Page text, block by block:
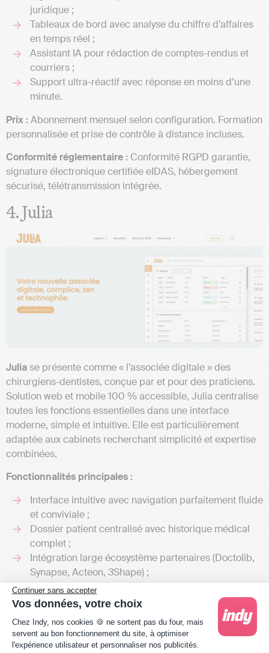
Continuer sans accepter
Vos données, votre choix
Plateforme de Gestion du Consentement :
Chez Indy, nos cookies 🍪 ne sortent pas du four, mais
servent au bon fonctionnement du site, à optimiser
l'expérience utilisateur et personnaliser nos publicités.
juridique ;
Tableaux de bord avec analyse du chiffre d’affaires
en temps réel ;
Assistant IA pour rédaction de comptes-rendus et
courriers ;
Support ultra-réactif avec réponse en moins d’une
minute.
Prix : Abonnement mensuel selon configuration. Formation
personnalisée et prise de contrôle à distance incluses.
Conformité réglementaire : Conformité RGPD garantie,
signature électronique certifiée eIDAS, hébergement
sécurisé, télétransmission intégrée.
4. Julia
Juliase présente comme « l’associée digitale » des
chirurgiens-dentistes, conçue par et pour des praticiens.
Solution web et mobile 100 % accessible, Julia centralise
toutes les fonctions essentielles dans une interface
moderne, simple et intuitive. Elle est particulièrement
adaptée aux cabinets recherchant simplicité et expertise
combinées.
Fonctionnalités principales :
Interface intuitive avec navigation parfaitement fluide
et conviviale ;
Dossier patient centralisé avec historique médical
complet ;
Intégration large écosystème partenaires (Doctolib,
Synapse, Acteon, 3Shape) ;
Application mobile copilote intelligent Julia App ;
Gestion avancée des utilisateurs avec droits
Hébergement certifié HDS avec sécurité maximale.